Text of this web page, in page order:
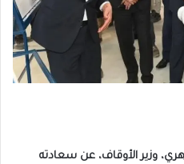
وزير الأوقاف، عن سعادته